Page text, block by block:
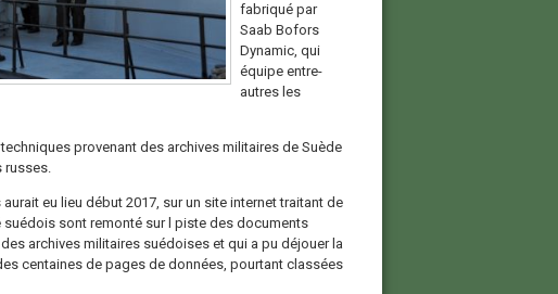
fabriqué par
Saab Bofors
Dynamic, qui
équipe entre-
autres les
provenant des archives militaires de Suède
russes.
eu lieu début 2017, sur un site internet traitant de
sont remonté sur l piste des documents
archives militaires suédoises et qui a pu déjouer la
centaines de pages de données, pourtant classées